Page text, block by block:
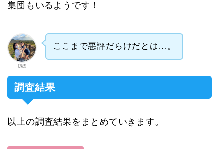
集団もいるようです！
釼法
ここまで悪評だらけだとは…。
調査結果
以上の調査結果をまとめていきます。